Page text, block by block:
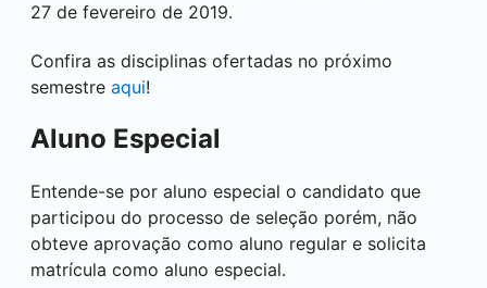
27 de fevereiro de 2019.
Confira as disciplinas ofertadas no próximo
semestre aqui!
Aluno Especial
Entende-se por aluno especial o candidato que
participou do processo de seleção porém, não
obteve aprovação como aluno regular e solicita
matrícula como aluno especial.